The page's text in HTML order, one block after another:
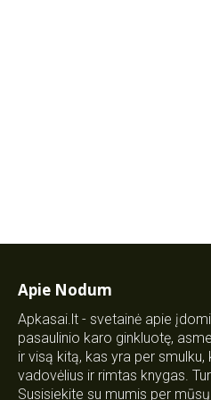
Apie Nodum
Apkasai.lt - svetainė apie
pasaulinio karo ginkluotę,
ir visą kitą, kas yra per
vadovėlius ir rimtas knygas.
Susisiekite su mumis per mūsų